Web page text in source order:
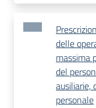
delle
massima
del
ausiliarie,
personale